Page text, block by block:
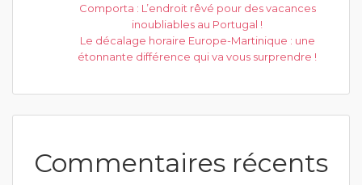
Comporta : L’endroit rêvé pour des vacances
inoubliables au Portugal !
Le décalage horaire Europe-Martinique : une
étonnante différence qui va vous surprendre !
Commentaires récents